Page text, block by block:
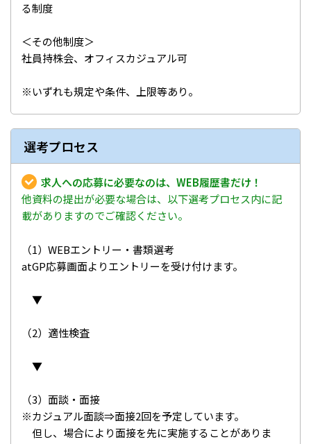
る制度
＜その他制度＞
社員持株会、オフィスカジュアル可
※いずれも規定や条件、上限等あり。
選考プロセス
求人への応募に必要なのは、WEB履歴書だけ！
他資料の提出が必要な場合は、以下選考プロセス内に記
載がありますのでご確認ください。
（1）WEBエントリー・書類選考
atGP応募画面よりエントリーを受け付けます。
▼
（2）適性検査
▼
（3）面談・面接
※カジュアル面談⇒面接2回を予定しています。
但し、場合により面接を先に実施することがありま